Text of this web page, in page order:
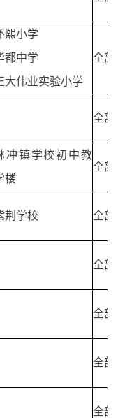
熙小学
都中学
大伟业实验小学
全部
全部
冲镇学校初中教
楼
全部
荆学校 全部
全部
全部
全部
全部